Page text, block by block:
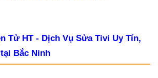
Tử HT - Dịch Vụ Sửa Tivi Uy Tín,
Bắc Ninh